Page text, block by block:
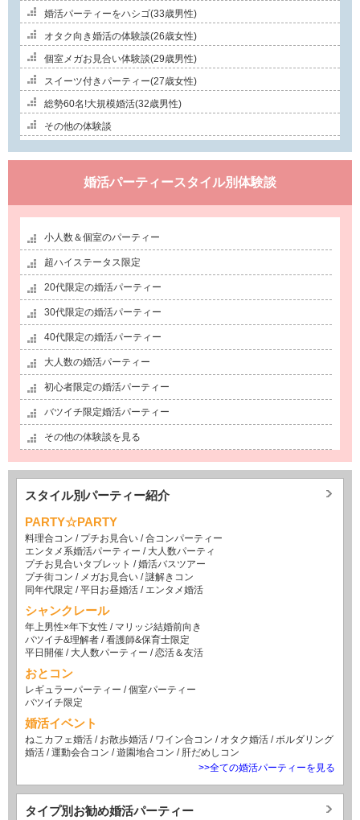
婚活パーティーをハシゴ(33歳男性)
オタク向き婚活の体験談(26歳女性)
個室メガお見合い体験談(29歳男性)
スイーツ付きパーティー(27歳女性)
総勢60名!大規模婚活(32歳男性)
その他の体験談
婚活パーティースタイル別体験談
小人数＆個室のパーティー
超ハイステータス限定
20代限定の婚活パーティー
30代限定の婚活パーティー
40代限定の婚活パーティー
大人数の婚活パーティー
初心者限定の婚活パーティー
バツイチ限定婚活パーティー
その他の体験談を見る
スタイル別パーティー紹介
PARTY☆PARTY
料理合コン / プチお見合い /合コンパーティー
エンタメ系婚活パーティー / 大人数パーティ
プチお見合いタブレット /婚活バスツアー
プチ街コン / メガお見合い /謎解きコン
同年代限定 /平日お昼婚活 / エンタメ婚活
シャンクレール
年上男性×年下女性 / マリッジ結婚前向き
バツイチ&理解者 /看護師&保育士限定
平日開催 / 大人数パーティー /恋活＆友活
おとコン
レギュラーパーティー /個室パーティー
バツイチ限定
婚活イベント
ねこカフェ婚活 / お散歩婚活 / ワイン合コン / オタク婚活 /ボルダリング
婚活 /運動会合コン /遊園地合コン / 肝だめしコン
>>全ての婚活パーティーを見る
タイプ別お勧め婚活パーティー